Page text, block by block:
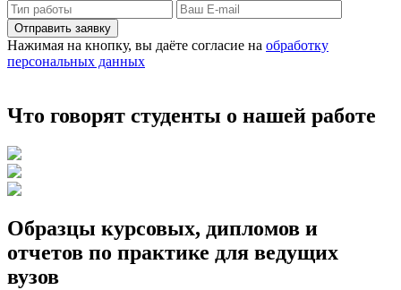
Отправить заявку
Нажимая на кнопку, вы даёте согласие на обработку
персональных данных
Что говорят студенты о нашей работе
Образцы курсовых, дипломов и
отчетов по практике для ведущих
вузов